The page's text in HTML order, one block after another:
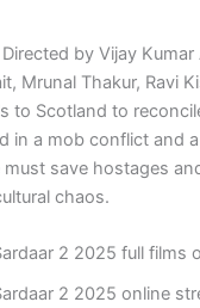
by Vijay
Mrunal Thakur, Ravi
to Scotland to
in a mob conflict and
save hostages
chaos.
2 2025 full films
2 2025 online